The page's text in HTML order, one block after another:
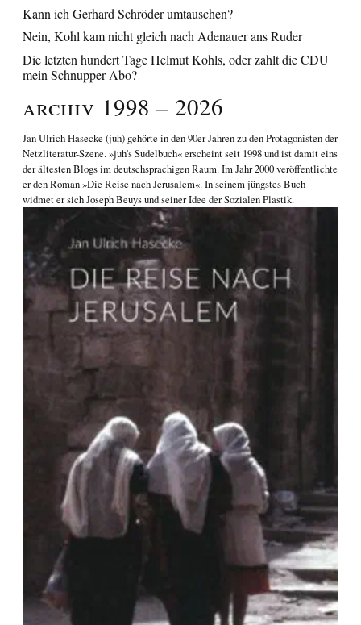
Kann ich Gerhard Schröder umtauschen?
Nein, Kohl kam nicht gleich nach Adenauer ans Ruder
Die letzten hundert Tage Helmut Kohls, oder zahlt die CDU
mein Schnupper-Abo?
Archiv 1998 – 2026
Jan Ulrich Hasecke (juh) gehörte in den 90er Jahren zu den Protagonisten der
Netzliteratur-Szene. »juh's Sudelbuch« erscheint seit 1998 und ist damit eins
der ältesten Blogs im deutschsprachigen Raum. Im Jahr 2000 veröffentlichte
er den Roman»Die Reise nach Jerusalem«. In seinem jüngstes Buch
widmet er sichJoseph Beuys und seiner Idee der Sozialen Plastik.